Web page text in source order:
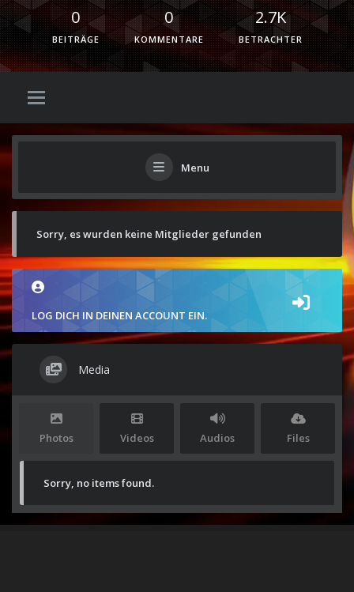
0
BEITRÄGE
0
KOMMENTARE
2.7K
BETRACHTER
Menu
Sorry, es wurden keine Mitglieder gefunden
LOG DICH IN DEINEN ACCOUNT EIN.
Media
Photos Videos Audios Files
Sorry, no items found.